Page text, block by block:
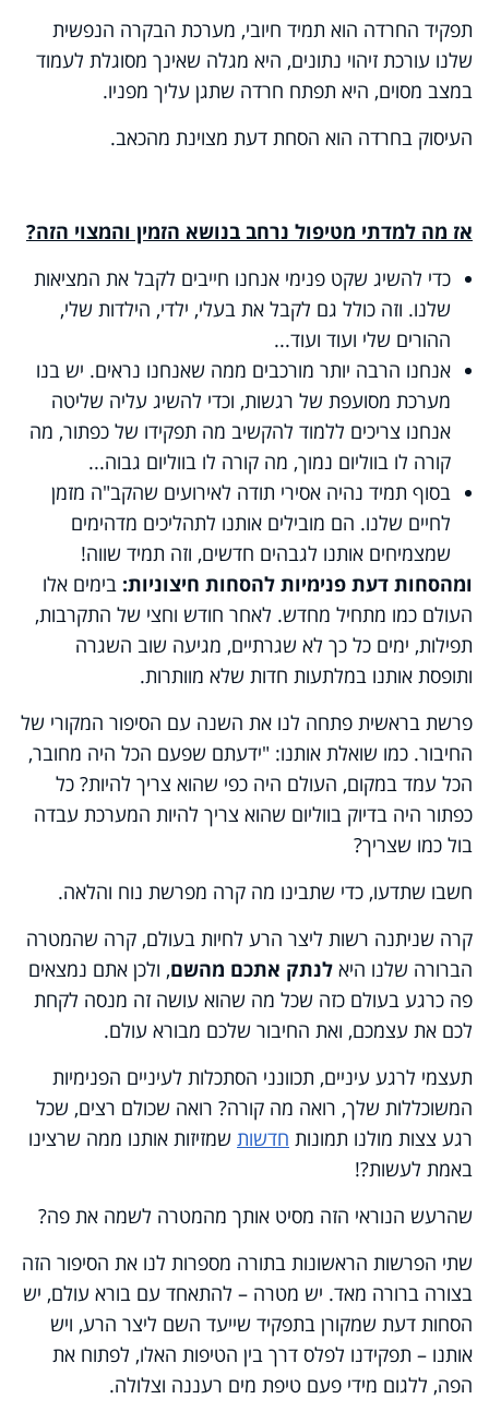
תפקיד החרדה הוא תמיד חיובי, מערכת הבקרה הנפשית
שלנו עורכת זיהוי נתונים, היא מגלה שאינך מסוגלת לעמוד
במצב מסוים, היא תפתח חרדה שתגן עליך מפניו.
העיסוק בחרדה הוא הסחת דעת מצוינת מהכאב.
אז מה למדתי מטיפול נרחב בנושא הזמין והמצוי הזה?
כדי להשיג שקט פנימי אנחנו חייבים לקבל את המציאות
שלנו. וזה כולל גם לקבל את בעלי, ילדי, הילדות שלי,
ההורים שלי ועוד ועוד...
אנחנו הרבה יותר מורכבים ממה שאנחנו נראים. יש בנו
מערכת מסועפת של רגשות, וכדי להשיג עליה שליטה
אנחנו צריכים ללמוד להקשיב מה תפקידו של כפתור, מה
קורה לו בווליום נמוך, מה קורה לו בווליום גבוה...
בסוף תמיד נהיה אסירי תודה לאירועים שהקב"ה מזמן
לחיים שלנו. הם מובילים אותנו לתהליכים מדהימים
שמצמיחים אותנו לגבהים חדשים, וזה תמיד שווה!
ומהסחות דעת פנימיות להסחות חיצוניות: בימים אלו
העולם כמו מתחיל מחדש. לאחר חודש וחצי של התקרבות,
תפילות, ימים כל כך לא שגרתיים, מגיעה שוב השגרה
ותופסת אותנו במלתעות חדות שלא מוותרות.
פרשת בראשית פתחה לנו את השנה עם הסיפור המקורי של
החיבור. כמו שואלת אותנו: "ידעתם שפעם הכל היה מחובר,
הכל עמד במקום, העולם היה כפי שהוא צריך להיות? כל
כפתור היה בדיוק בווליום שהוא צריך להיות המערכת עבדה
בול כמו שצריך?
חשבו שתדעו, כדי שתבינו מה קרה מפרשת נוח והלאה.
קרה שניתנה רשות ליצר הרע לחיות בעולם, קרה שהמטרה
הברורה שלנו היא לנתק אתכם מהשם, ולכן אתם נמצאים
פה כרגע בעולם כזה שכל מה שהוא עושה זה מנסה לקחת
לכם את עצמכם, ואת החיבור שלכם מבורא עולם.
תעצמי לרגע עיניים, תכוונני הסתכלות לעיניים הפנימיות
המשוכללות שלך, רואה מה קורה? רואה שכולם רצים, שכל
רגע צצות מולנו תמונות חדשות שמזיזות אותנו ממה שרצינו
באמת לעשות?!
שהרעש הנוראי הזה מסיט אותך מהמטרה לשמה את פה?
שתי הפרשות הראשונות בתורה מספרות לנו את הסיפור הזה
בצורה ברורה מאד. יש מטרה – להתאחד עם בורא עולם, יש
הסחות דעת שמקורן בתפקיד שייעד השם ליצר הרע, ויש
אותנו – תפקידנו לפלס דרך בין הטיפות האלו, לפתוח את
הפה, ללגום מידי פעם טיפת מים רעננה וצלולה.